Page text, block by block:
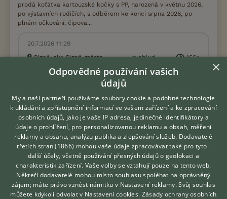
prodá koťátka kartouzské kočky s PP, narozená v květnu 2026,
po výstavních rodičích, s odběrem ke konci srpna 2026, po
plném očkování, čipova...
20.7.2026 11:29
Plzeň, okr. Plzeň-město
evablud 166×
Zobrazit více inzerátů (4)
DISKUSE O KARTOUZSKÉ KOČCE
Téma
Zvláštní nalezenci
Hledáte zvířecího kamaráda?
Zdarma vám poradí
VETERINÁŘ ONLINE
KONZULTOVAT S
VETERINÁŘEM
×
Odpovědné používání vašich
údajů
My a naši partneři používáme soubory cookie a podobné technologie
k ukládání a zpřístupnění informací ve vašem zařízení a ke zpracování
osobních údajů, jako je vaše IP adresa, jedinečné identifikátory a
údaje o prohlížení, pro personalizovanou reklamu a obsah, měření
reklamy a obsahu, analýzu publika a zlepšování služeb. Dodavatelé
třetích stran (1866) mohou vaše údaje zpracovávat také pro tyto i
další účely, včetně používání přesných údajů o geolokaci a
charakteristik zařízení. Vaše volby se vztahují pouze na tento web.
Někteří dodavatelé mohou místo souhlasu spoléhat na oprávněný
zájem; máte právo vznést námitku v Nastavení reklamy. Svůj souhlas
můžete kdykoli odvolat v Nastavení cookies. Zásady ochrany osobních